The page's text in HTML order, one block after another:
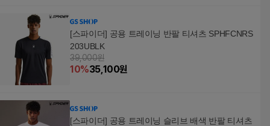
[스파이더] 공용 트레이닝 반팔 티셔츠 SPHFCNRS
203UBLK
39,000원
10%35,100원
[스파이더] 공용 트레이닝 슬리브 배색 반팔 티셔츠